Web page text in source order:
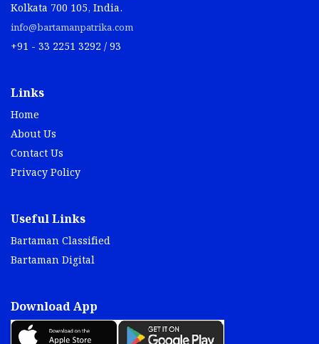
Kolkata 700 105, India.
info@bartamanpatrika.com
+91 - 33 2251 3292 / 93
Links
Home
About Us
Contact Us
Privacy Policy
Useful Links
Bartaman Classified
Bartaman Digital
Download App